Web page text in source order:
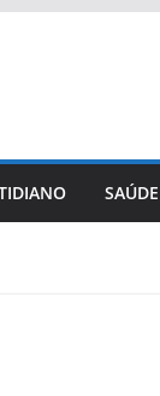
SAÚDE